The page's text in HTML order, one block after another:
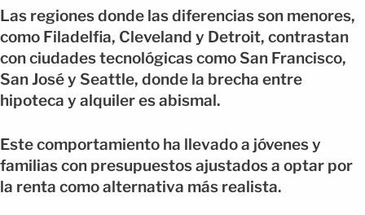
Las regiones donde las diferencias son menores,
como Filadelfia, Cleveland y Detroit, contrastan
con ciudades tecnológicas como San Francisco,
San José y Seattle, donde la brecha entre
hipoteca y alquiler es abismal.
Este comportamiento ha llevado a jóvenes y
familias con presupuestos ajustados a optar por
la renta como alternativa más realista.